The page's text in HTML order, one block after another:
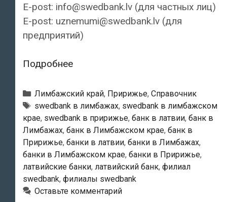
E-post: info@swedbank.lv (для частных лиц)
E-post: uznemumi@swedbank.lv (для
предприятий)
ПодробнееSwedbank
Лимбажский
филиал
Рубрики
Лимбажский край, Пририжье, Справочник
Тэги
swedbank в лимбажах, swedbank в лимбажском
крае, swedbank в пририжье, банк в латвии, банк в
Лимбажах, банк в Лимбажском крае, банк в
Пририжье, банки в латвии, банки в Лимбажах,
банки в Лимбажском крае, банки в Пририжье,
латвийские банки, латвийский банк, филиал
swedbank, филиалы swedbank
Оставьте комментарий